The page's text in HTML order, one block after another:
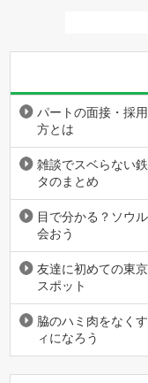
パートの面接・採
方とは
雑談でスベらない
タのまとめ
目で分かる？ソウ
会おう
友達に初めての東
スポット
脇のハミ肉をなく
ィになろう